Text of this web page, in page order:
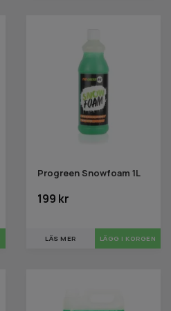
Progreen Snowfoam 1L
199 kr
LÄS MER